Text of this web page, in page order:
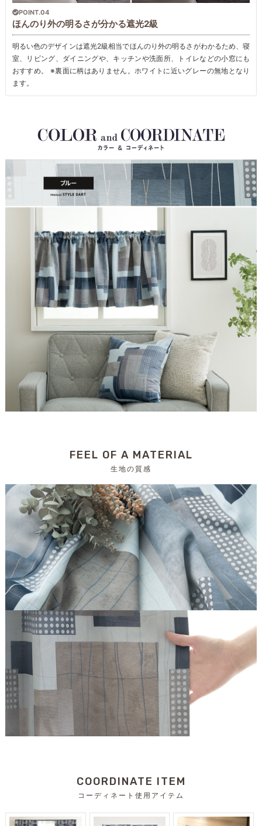
POINT.04
ほんのり外の明るさが分かる遮光2級
明るい色のデザインは遮光2級相当でほんのり外の明るさがわかるため、寝
室、リビング、ダイニングや、キッチンや洗面所、トイレなどの小窓にも
おすすめ。 ※裏面に柄はありません。ホワイトに近いグレーの無地となり
ます。
FEEL OF A MATERIAL
生地の質感
COORDINATE ITEM
コーディネート使用アイテム